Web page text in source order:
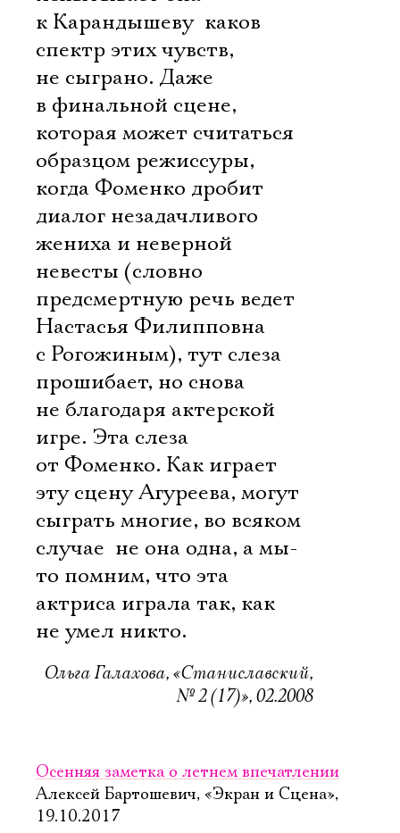
к Карандышеву  каков
спектр этих чувств, 
не сыграно. Даже
в финальной сцене,
которая может считаться
образцом режиссуры,
когда Фоменко дробит
диалог незадачливого
жениха и неверной
невесты (словно
предсмертную речь ведет
Настасья Филипповна
с Рогожиным), тут слеза
прошибает, но снова 
не благодаря актерской
игре. Эта слеза 
от Фоменко. Как играет
эту сцену Агуреева, могут
сыграть многие, во всяком
случае  не она одна, а мы-
то помним, что эта
актриса играла так, как
не умел никто.
Ольга Галахова, «Станиславский,
№ 2 (17)», 02.2008
Осенняя заметка о летнем впечатлении
Алексей Бартошевич, «Экран и Сцена»,
19.10.2017
Электропочта
Имя